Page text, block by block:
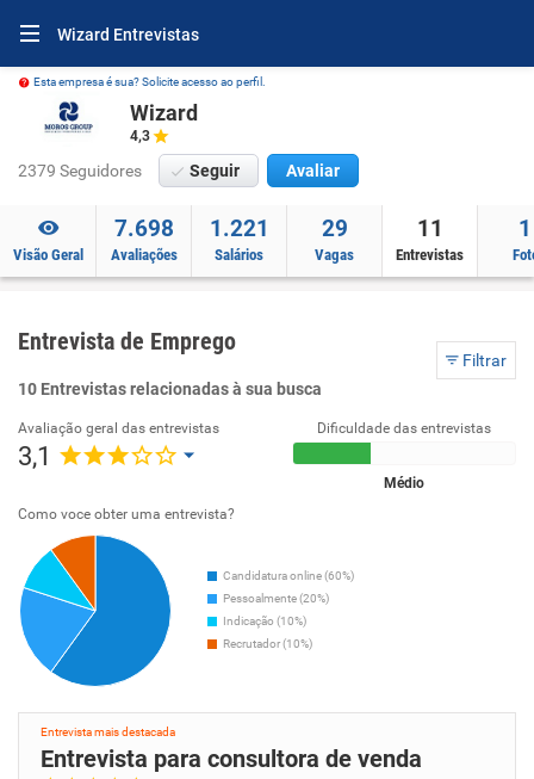
Wizard Entrevistas
Esta empresa é sua? Solicite acesso ao perfil.
Wizard
4,3
2379 Seguidores Seguir Avaliar
Visão Geral
7.698
Avaliações
1.221
Salários
29
Vagas
11
Entrevistas
1
Entrevista de Emprego
Filtrar
10 Entrevistas relacionadas à sua busca
Avaliação geral das entrevistas
3,1
Dificuldade das entrevistas
Médio
Como voce obter uma entrevista?
Candidatura online (60%)
Pessoalmente (20%)
Indicação (10%)
Recrutador (10%)
Entrevista mais destacada
Entrevista para consultora de venda